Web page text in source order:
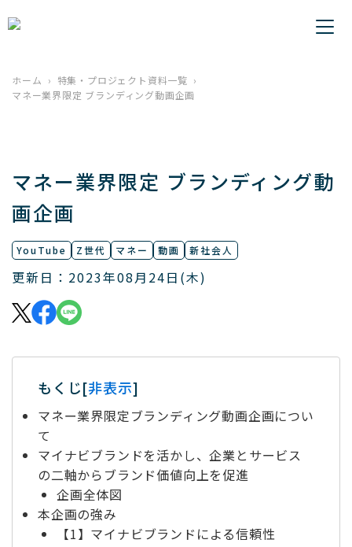
ホーム
特集・プロジェクト資料一覧
マネー業界限定 ブランディング動画企画
マネー業界限定 ブランディング動
画企画
YouTube Z世代 マネー 動画 新社会人
更新日：2023年08月24日(木)
もくじ[非表示]
マネー業界限定ブランディング動画企画につい
て
マイナビブランドを活かし、企業とサービス
の二軸からブランド価値向上を促進
企画全体図
本企画の強み
【1】マイナビブランドによる信頼性